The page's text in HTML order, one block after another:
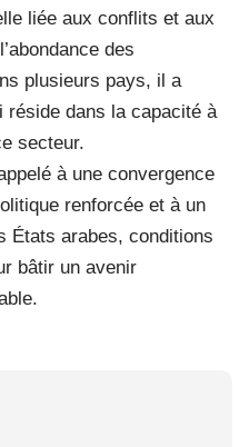
liée aux conflits et aux
des
plusieurs pays, il a
réside dans la capacité à
secteur.
à une convergence
renforcée et à un
États arabes, conditions
bâtir un avenir